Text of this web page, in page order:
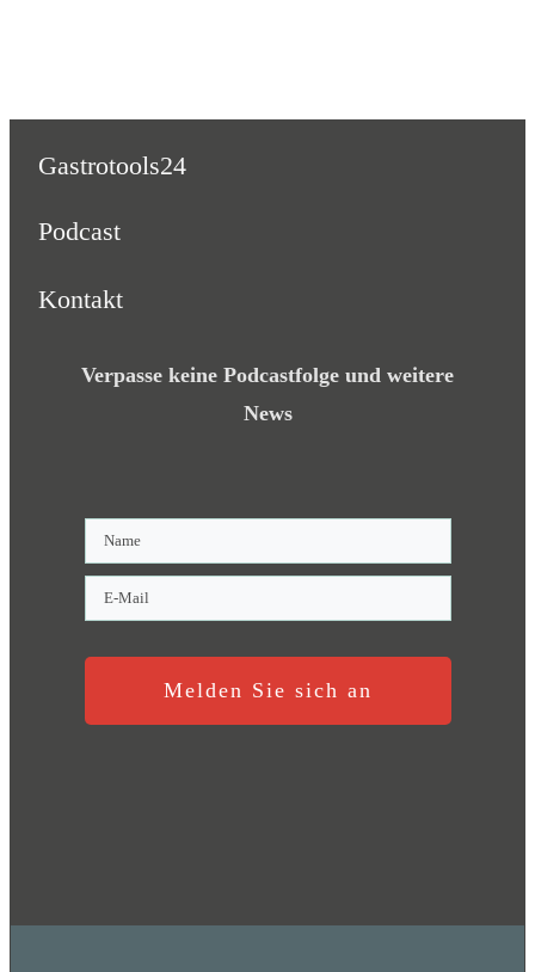
Gastrotools24
Podcast
Kontakt
Verpasse keine Podcastfolge und weitere
News
Melden Sie sich an